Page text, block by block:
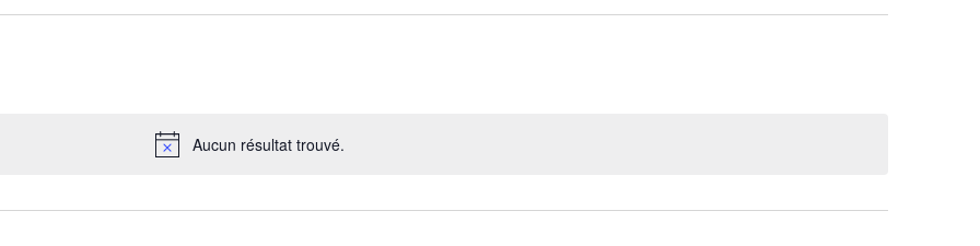
Notice
Aucun résultat trouvé.